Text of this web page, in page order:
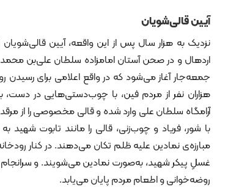
آیین قالی‌شویان
نزدیک به هزار سال پس از این واقعه، آیین
اردهال و در صحن آستان امامزاده سلطان علی‌بن
جمعه‌جار آغاز می‌شود که در واقع اعلامی برای
هزاران نفر از مردم فین، با چوب‌دستی‌هایی در
آرامگاه سلطان علی وارد شده و قالی مخصوصی را از
با شور، فریاد و چوب‌زنی، قالی را مانند تابوت
مبارزه‌ی نمادین علیه ظلم تکان می‌دهند. در کنار
غسلِ پیکر شهید، به‌صورت نمادین می‌شویند. و سرانجام
روضه‌خوانی و اطعام مردم پایان می‌یابد.